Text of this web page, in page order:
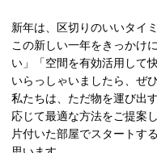
新年は、区切りのいいタイ
この新しい一年をきっかけ
い」「空間を有効活用して
いらっしゃいましたら、ぜ
私たちは、ただ物を運び出
応じて最適な方法をご提案し
片付いた部屋でスタートす